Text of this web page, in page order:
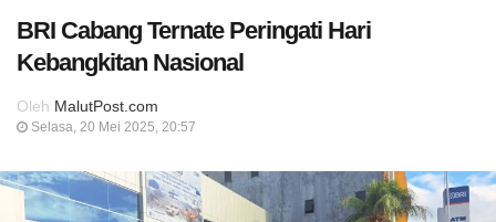
BRI Cabang Ternate Peringati Hari
Kebangkitan Nasional
Oleh MalutPost.com
Selasa, 20 Mei 2025, 20:57